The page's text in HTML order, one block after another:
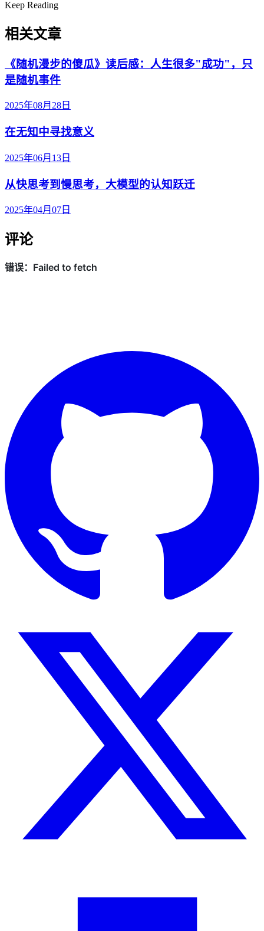
Keep Reading
相关文章
《随机漫步的傻瓜》读后感：人生很多"成功"，只
是随机事件
2025年08月28日
在无知中寻找意义
2025年06月13日
从快思考到慢思考，大模型的认知跃迁
2025年04月07日
评论